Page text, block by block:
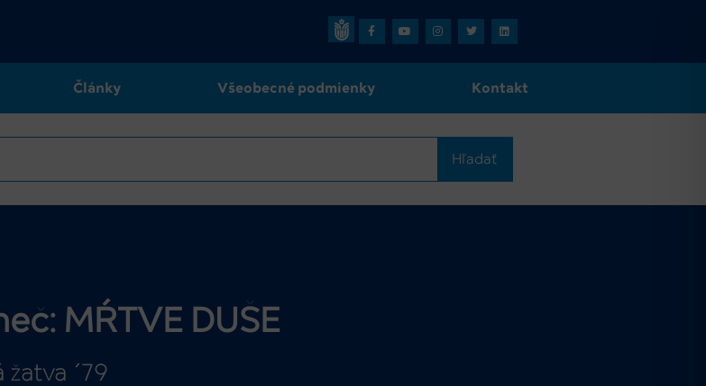
Články Všeobecné podmienky Kontakt
Hľadať
MŔTVE DUŠE
žatva ´79